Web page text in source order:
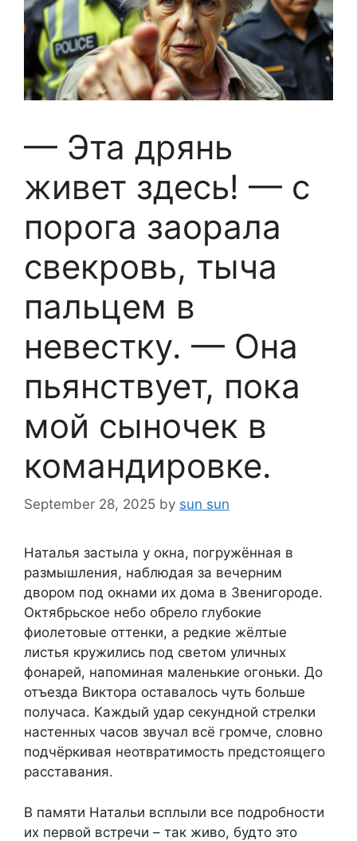
— Эта дрянь
живет здесь! — с
порога заорала
свекровь, тыча
пальцем в
невестку. — Она
пьянствует, пока
мой сыночек в
командировке.
September 28, 2025 by sun sun
Наталья застыла у окна, погружённая в
размышления, наблюдая за вечерним
двором под окнами их дома в Звенигороде.
Октябрьское небо обрело глубокие
фиолетовые оттенки, а редкие жёлтые
листья кружились под светом уличных
фонарей, напоминая маленькие огоньки. До
отъезда Виктора оставалось чуть больше
получаса. Каждый удар секундной стрелки
настенных часов звучал всё громче, словно
подчёркивая неотвратимость предстоящего
расставания.
В памяти Натальи всплыли все подробности
их первой встречи – так живо, будто это